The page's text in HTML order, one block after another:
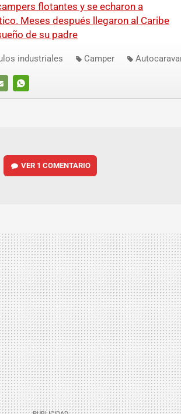
flotantes y se echaron a
Meses después llegaron al Caribe
de su padre
WHATSAPP
industriales Camper
VER 1 COMENTARIO